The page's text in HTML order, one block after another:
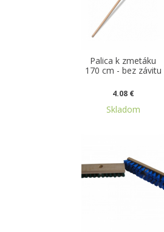
Palica k zmetáku
170 cm - bez závitu
4.08 €
Skladom